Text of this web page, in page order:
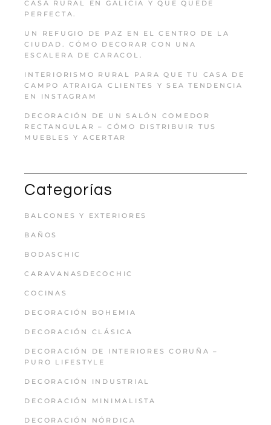
CASA RURAL EN GALICIA Y QUE QUEDE
PERFECTA.
UN REFUGIO DE PAZ EN EL CENTRO DE LA
CIUDAD. CÓMO DECORAR CON UNA
ESCALERA DE CARACOL.
INTERIORISMO RURAL PARA QUE TU CASA DE
CAMPO ATRAIGA CLIENTES Y SEA TENDENCIA
EN INSTAGRAM
DECORACIÓN DE UN SALÓN COMEDOR
RECTANGULAR – CÓMO DISTRIBUIR TUS
MUEBLES Y ACERTAR
Categorías
BALCONES Y EXTERIORES
BAÑOS
BODASCHIC
CARAVANASDECOCHIC
COCINAS
DECORACIÓN BOHEMIA
DECORACIÓN CLÁSICA
DECORACIÓN DE INTERIORES CORUÑA –
PURO LIFESTYLE
DECORACIÓN INDUSTRIAL
DECORACIÓN MINIMALISTA
DECORACIÓN NÓRDICA